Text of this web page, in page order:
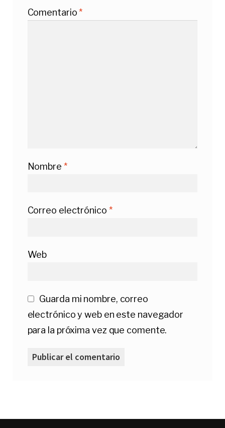
Comentario*
Nombre *
Correo electrónico *
Web
Guarda mi nombre, correo
electrónico y web en este navegador
para la próxima vez que comente.